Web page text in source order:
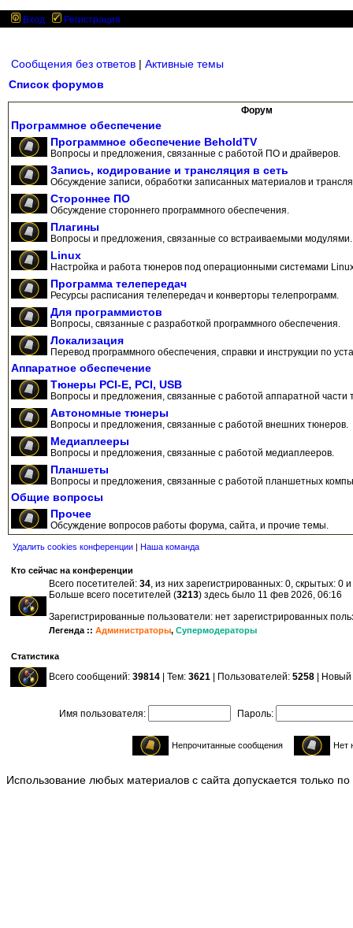
Вход Регистрация
Сообщения без ответов | Активные темы
Список форумов
Форум
Программное обеспечение
Программное обеспечение BeholdTV
Вопросы и предложения, связанные с работой ПО и драйверов.
Запись, кодирование и трансляция в сеть
Обсуждение записи, обработки записанных материалов и
Стороннее ПО
Обсуждение стороннего программного обеспечения.
Плагины
Вопросы и предложения, связанные со встраиваемыми модулями.
Linux
Настройка и работа тюнеров под операционными системами
Программа телепередач
Ресурсы расписания телепередач и конверторы телепрограмм.
Для программистов
Вопросы, связанные с разработкой программного обеспечения.
Локализация
Перевод программного обеспечения, справки и инструкции по
Аппаратное обеспечение
Тюнеры PCI-E, PCI, USB
Вопросы и предложения, связанные с работой аппаратной части
Автономные тюнеры
Вопросы и предложения, связанные с работой внешних тюнеров.
Медиаплееры
Вопросы и предложения, связанные с работой медиаплееров.
Планшеты
Вопросы и предложения, связанные с работой планшетных
Общие вопросы
Прочее
Обсуждение вопросов работы форума, сайта, и прочие темы.
Удалить cookies конференции | Наша команда
Кто сейчас на конференции
Всего посетителей: 34, из них зарегистрированных: 0, скрытых: 0
Больше всего посетителей (3213) здесь было 11 фев 2026, 06:16
Зарегистрированные пользователи: нет зарегистрированных
Легенда :: Администраторы, Супермодераторы
Статистика
Всего сообщений: 39814 | Тем: 3621 | Пользователей: 5258 |
Имя пользователя: Пароль:
Непрочитанные сообщения Нет
Использование любых материалов с сайта допускается только